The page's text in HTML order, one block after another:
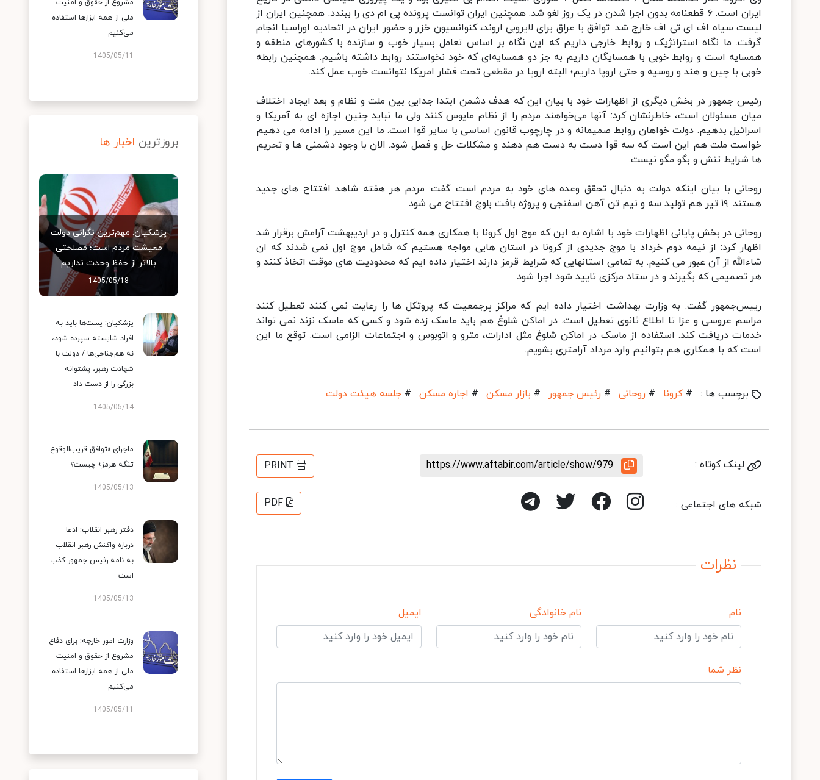
ایران است. ۶ قطعنامه بدون اجرا شدن در یک روز لغو شد. همچنین ایران توانست پرونده پی ام دی را ببندد. همچنین ایران از
لیست سیاه اف ای تی اف خارج شد. توافق با عراق برای لایروبی اروند، کنوانسیون خزر و حضور ایران در اتحادیه اوراسیا انجام
گرفت. ما نگاه استراتژیک و روابط خارجی داریم که این نگاه بر اساس تعامل بسیار خوب و سازنده با کشورهای منطقه و
همسایه است و روابط خوبی با همسایگان داریم به جز دو همسایه‌ای که خود نخواستند روابط داشته باشیم. همچنین رابطه
خوبی با چین و هند و روسیه و حتی اروپا داریم؛ البته اروپا در مقطعی تحت فشار امریکا نتوانست خوب عمل کند.
رئیس جمهور در بخش دیگری از اظهارات خود با بیان این که هدف دشمن ابتدا جدایی بین ملت و نظام و بعد ایجاد اختلاف
میان مسئولان است، خاطرنشان کرد: آنها می‌خواهند مردم را از نظام مایوس کنند ولی ما نباید چنین اجازه ای به آمریکا و
اسرائیل بدهیم. دولت خواهان روابط صمیمانه و در چارچوب قانون اساسی با سایر قوا است. ما این مسیر را ادامه می دهیم
خواست ملت هم این است که سه قوا دست به دست هم دهند و مشکلات حل و فصل شود. الان با وجود دشمنی ها و تحریم
ها شرایط تنش و بگو مگو نیست.
روحانی با بیان اینکه دولت به دنبال تحقق وعده های خود به مردم است گفت: مردم هر هفته شاهد افتتاح های جدید
هستند. ۱۹ تیر هم تولید سه و نیم تن آهن اسفنجی و پروژه بافت بلوچ افتتاح می شود.
روحانی در بخش پایانی اظهارات خود با اشاره به این که موج اول کرونا با همکاری همه کنترل و در اردیبهشت آرامش برقرار شد
اظهار کرد: از نیمه دوم خرداد با موج جدیدی از کرونا در استان هایی مواجه هستیم که شامل موج اول نمی شدند که ان
شاءالله از آن عبور می کنیم. به تمامی استانهایی که شرایط قرمز دارند اختیار داده ایم که محدودیت های موقت اتخاذ کنند و
هر تصمیمی که بگیرند و در ستاد مرکزی تایید شود اجرا شود.
رییس‌جمهور گفت: به وزارت بهداشت اختیار داده ایم که مراکز پرجمعیت که پروتکل ها را رعایت نمی کنند تعطیل کنند
مراسم عروسی و عزا تا اطلاع ثانوی تعطیل است. در اماکن شلوغ هم باید ماسک زده شود و کسی که ماسک نزند نمی تواند
خدمات دریافت کند. استفاده از ماسک در اماکن شلوغ مثل ادارات، مترو و اتوبوس و اجتماعات الزامی است. توقع ما این
است که با همکاری هم بتوانیم وارد مرداد آرامتری بشویم.
برچسب ها : # کرونا # روحانی # رئیس جمهور # بازار مسکن # اجاره مسکن # جلسه هیئت دولت
لینک کوتاه : https://www.aftabir.com/article/show/979
PRINT
شبکه های اجتماعی : PDF
نظرات
نام نام خانوادگی ایمیل
نظر شما
مشروع از حقوق و امنیت
ملی از همه ابزارها استفاده
می‌کنیم
1405/05/11
بروزترین اخبار ها
پزشکیان: مهم‌ترین نگرانی دولت
معیشت مردم است؛ مصلحتی
بالاتر از حفظ وحدت نداریم
1405/05/18
پزشکیان: پست‌ها باید به
افراد شایسته سپرده شود،
نه هم‌جناحی‌ها / دولت با
شهادت رهبر، پشتوانه
بزرگی را از دست داد
1405/05/14
ماجرای «توافق قریب‌الوقوع
تنگه هرمز» چیست؟
1405/05/13
دفتر رهبر انقلاب: ادعا
درباره واکنش رهبر انقلاب
به نامه رئیس جمهور کذب
است
1405/05/13
وزارت امور خارجه: برای دفاع
مشروع از حقوق و امنیت
ملی از همه ابزارها استفاده
می‌کنیم
1405/05/11